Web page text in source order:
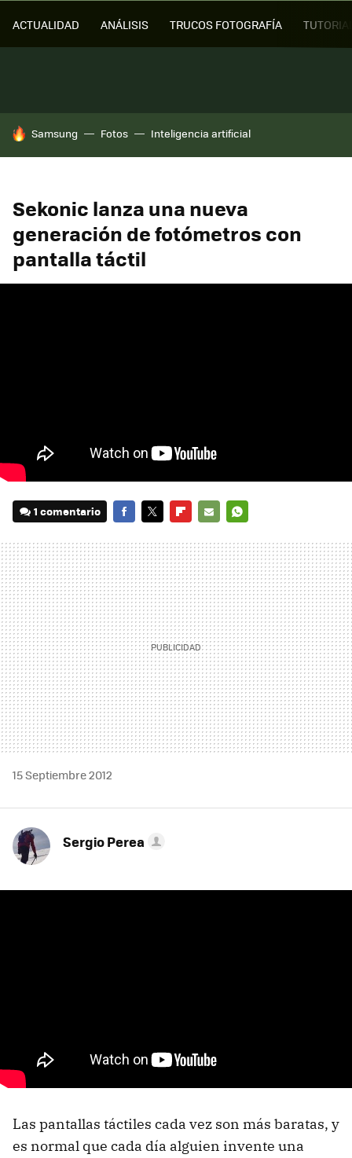
ACTUALIDAD ANÁLISIS TRUCOS FOTOGRAFÍA
HOY SE HABLA DE
Samsung Fotos Inteligencia artificial
Sekonic lanza una nueva
generación de fotómetros con
pantalla táctil
1 comentario
MAIL
15 Septiembre 2012
Sergio Perea
Las pantallas táctiles cada vez son más baratas, y
es normal que cada día alguien invente una